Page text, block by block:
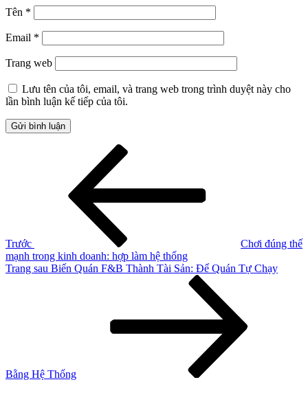
Tên *
Email *
Trang web
Lưu tên của tôi, email, và trang web trong trình duyệt này cho
lần bình luận kế tiếp của tôi.
Trước
Chơi đúng thế
mạnh trong kinh doanh: hợp làm hệ thống
Bài
Trang sau Biến Quán F&B Thành Tài Sản: Để Quán Tự Chạy
Bằng Hệ Thống